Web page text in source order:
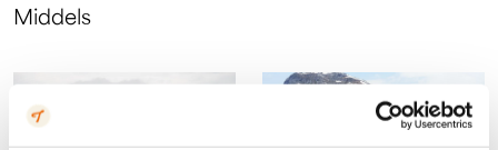
Middels